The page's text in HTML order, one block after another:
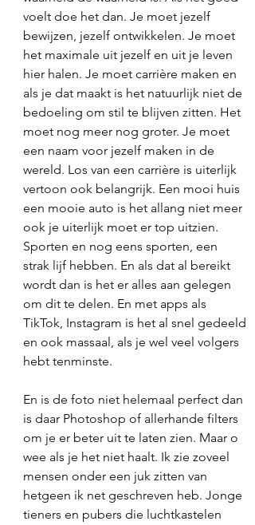
voelt doe het dan. Je moet jezelf
bewijzen, jezelf ontwikkelen. Je moet
het maximale uit jezelf en uit je leven
hier halen. Je moet carrière maken en
als je dat maakt is het natuurlijk niet de
bedoeling om stil te blijven zitten. Het
moet nog meer nog groter. Je moet
een naam voor jezelf maken in de
wereld. Los van een carrière is uiterlijk
vertoon ook belangrijk. Een mooi huis
een mooie auto is het allang niet meer
ook je uiterlijk moet er top uitzien.
Sporten en nog eens sporten, een
strak lijf hebben. En als dat al bereikt
wordt dan is het er alles aan gelegen
om dit te delen. En met apps als
TikTok, Instagram is het al snel gedeeld
en ook massaal, als je wel veel volgers
hebt tenminste.
En is de foto niet helemaal perfect dan
is daar Photoshop of allerhande filters
om je er beter uit te laten zien. Maar o
wee als je het niet haalt. Ik zie zoveel
mensen onder een juk zitten van
hetgeen ik net geschreven heb. Jonge
tieners en pubers die luchtkastelen